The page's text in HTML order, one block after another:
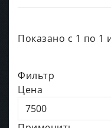
Показано с 1 по 1
Фильтр
Цена